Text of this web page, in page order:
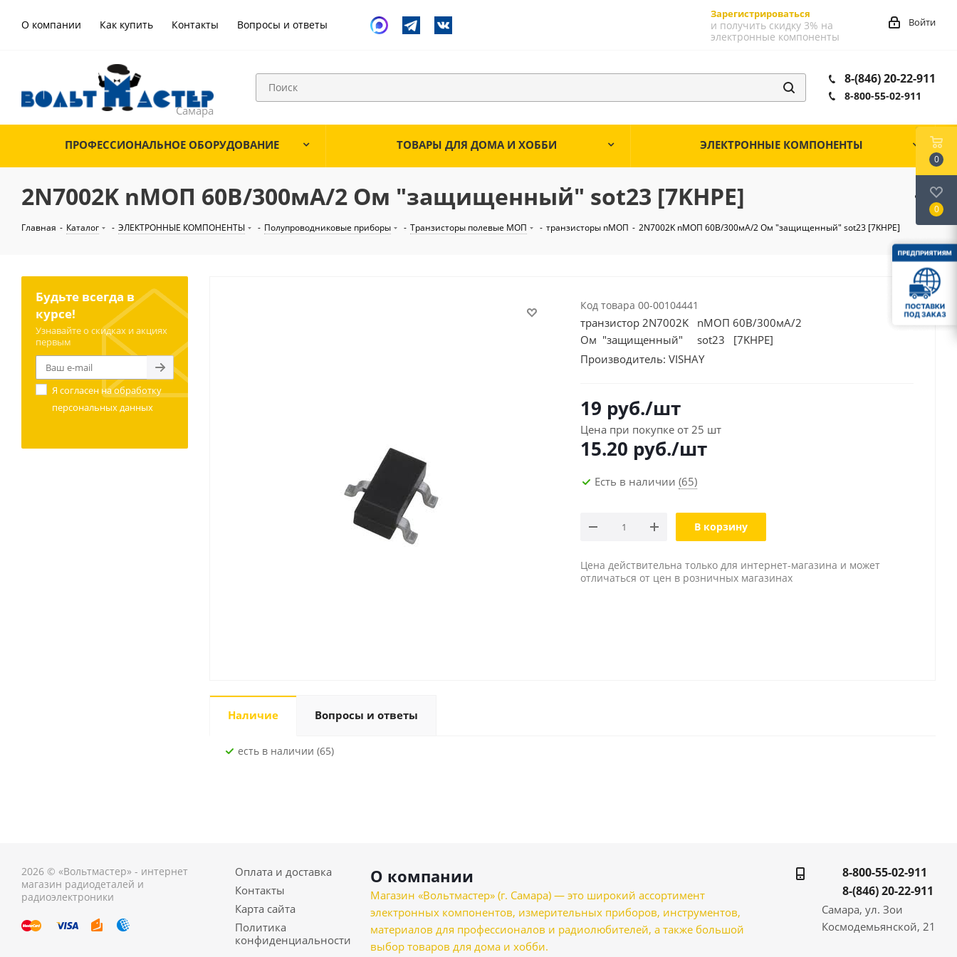
О компании Как купить Контакты Вопросы и ответы
Зарегистрироваться
и получить скидку 3% на
электронные компоненты
Войти
8-(846) 20-22-911
8-800-55-02-911
ПРОФЕССИОНАЛЬНОЕ ОБОРУДОВАНИЕ ТОВАРЫ ДЛЯ ДОМА И ХОББИ ЭЛЕКТРОННЫЕ КОМПОНЕНТЫ
2N7002K nМОП 60В/300мА/2 Ом "защищенный" sot23 [7KHPE]
Главная - Каталог - ЭЛЕКТРОННЫЕ КОМПОНЕНТЫ - Полупроводниковые приборы - Транзисторы полевые МОП - транзисторы nМОП - 2N7002K nМОП 60В/300мА/2 Ом "защищенный" sot23 [7KHPE]
Код товара 00-00104441
транзистор 2N7002K nМОП 60В/300мА/2
Ом "защищенный" sot23 [7KHPE]
Производитель: VISHAY
19 руб./шт
Цена при покупке от 25 шт
15.20 руб./шт
Есть в наличии (65)
В корзину
Цена действительна только для интернет-магазина и может
отличаться от цен в розничных магазинах
Наличие Вопросы и ответы
Есть в наличии (65)
Будьте всегда в
курсе!
Узнавайте о скидках и акциях
первым
Я согласен наобработку
персональных данных
2026 © «Вольтмастер» - интернет
магазин радиодеталей и
радиоэлектроники
Оплата и доставка
Контакты
Карта сайта
Политика
конфиденциальности
О компании
Магазин «Вольтмастер» (г. Самара) — это широкий ассортимент
электронных компонентов, измерительных приборов, инструментов,
материалов для профессионалов и радиолюбителей, а также большой
выбор товаров для дома и хобби.
8-800-55-02-911
8-(846) 20-22-911
Самара, ул. Зои
Космодемьянской, 21
0
0